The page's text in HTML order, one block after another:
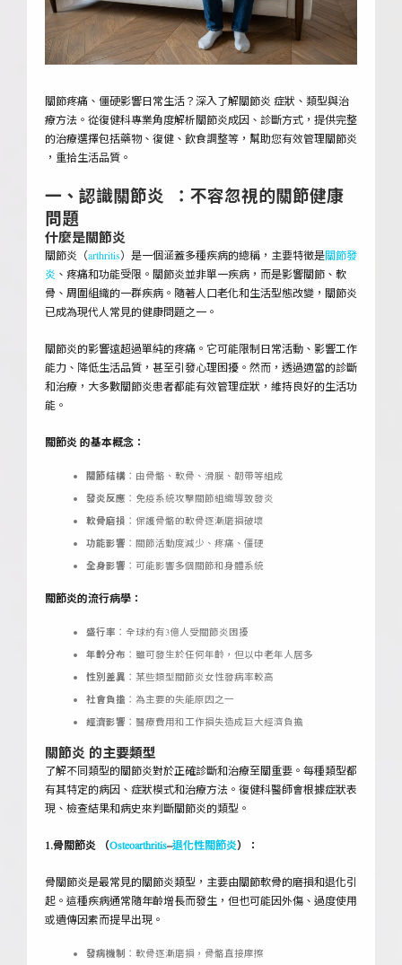
關節疼痛、僵硬影響日常生活？深入了解關節炎 症狀、類型與治
療方法。從復健科專業角度解析關節炎成因、診斷方式，提供完整
的治療選擇包括藥物、復健、飲食調整等，幫助您有效管理關節炎
，重拾生活品質。
一、認識關節炎 ：不容忽視的關節健康
問題
什麼是關節炎
關節炎（arthritis）是一個涵蓋多種疾病的總稱，主要特徵是關節發
炎 、疼痛和功能受限。關節炎並非單一疾病，而是影響關節、軟
骨、周圍組織的一群疾病。隨著人口老化和生活型態改變，關節炎
已成為現代人常見的健康問題之一。
關節炎的影響遠超過單純的疼痛。它可能限制日常活動、影響工作
能力、降低生活品質，甚至引發心理困擾。然而，透過適當的診斷
和治療，大多數關節炎患者都能有效管理症狀，維持良好的生活功
能。
關節炎 的基本概念：
關節結構 ：由骨骼、軟骨、滑膜、韌帶等組成
發炎反應 ：免疫系統攻擊關節組織導致發炎
軟骨磨損 ：保護骨骼的軟骨逐漸磨損破壞
功能影響 ：關節活動度減少、疼痛、僵硬
全身影響 ：可能影響多個關節和身體系統
關節炎的流行病學：
盛行率 ：全球約有3億人受關節炎困擾
年齡分布 ：雖可發生於任何年齡，但以中老年人居多
性別差異 ：某些類型關節炎女性發病率較高
社會負擔 ：為主要的失能原因之一
經濟影響 ：醫療費用和工作損失造成巨大經濟負擔
關節炎 的主要類型
了解不同類型的關節炎對於正確診斷和治療至關重要。每種類型都
有其特定的病因、症狀模式和治療方法。復健科醫師會根據症狀表
現、檢查結果和病史來判斷關節炎的類型。
1.骨關節炎 （Osteoarthritis–退化性關節炎）：
骨關節炎是最常見的關節炎類型，主要由關節軟骨的磨損和退化引
起。這種疾病通常隨年齡增長而發生，但也可能因外傷、過度使用
或遺傳因素而提早出現。
發病機制 ：軟骨逐漸磨損，骨骼直接摩擦